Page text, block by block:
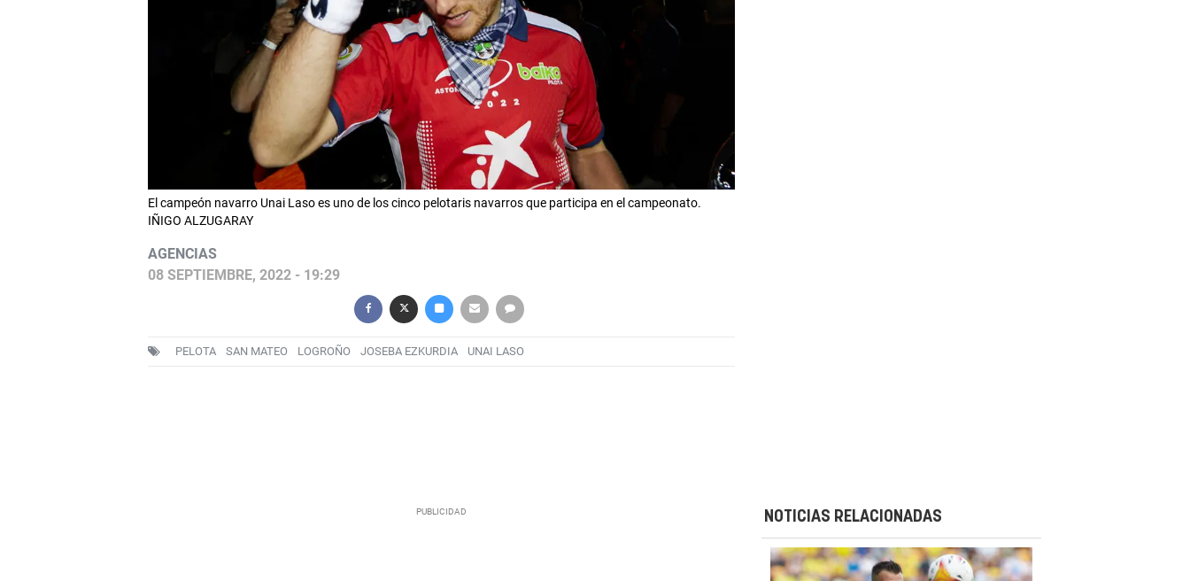
El campeón navarro Unai Laso es uno de los cinco pelotaris navarros que participa en el campeonato.
IÑIGO ALZUGARAY
AGENCIAS
08 SEPTIEMBRE, 2022 - 19:29
PELOTA SAN MATEO LOGROÑO JOSEBA EZKURDIA UNAI LASO
NOTICIAS RELACIONADAS